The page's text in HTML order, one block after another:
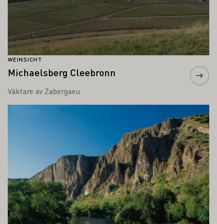
WEINSICHT
Michaelsberg Cleebronn
Väktare av Zabergaeu